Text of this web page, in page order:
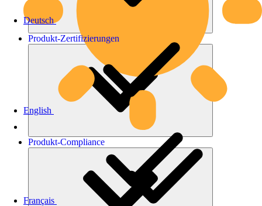
Deutsch
English
Français
Produkt-Zertifizierungen
Produkt-Compliance